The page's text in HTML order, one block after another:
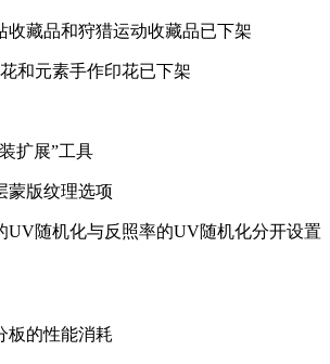
藏品和狩猎运动收藏品已下架
元素手作印花已下架
扩展”工具
版纹理选项
随机化与反照率的UV随机化分开设置
的性能消耗